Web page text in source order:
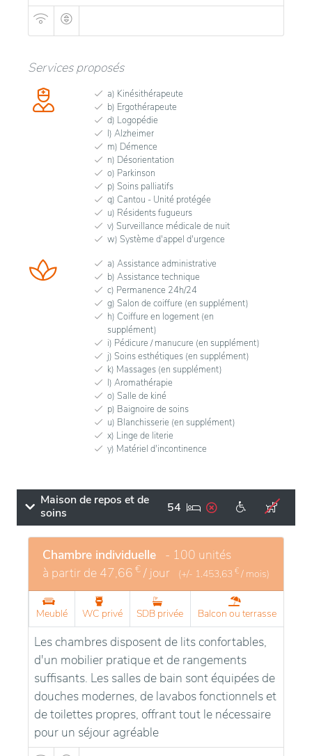
Services proposés
a) Kinésithérapeute
b) Ergothérapeute
d) Logopédie
l) Alzheimer
m) Démence
n) Désorientation
o) Parkinson
p) Soins palliatifs
q) Cantou - Unité protégée
u) Résidents fugueurs
v) Surveillance médicale de nuit
w) Système d'appel d'urgence
a) Assistance administrative
b) Assistance technique
c) Permanence 24h/24
g) Salon de coiffure (en supplément)
h) Coiffure en logement (en
supplément)
i) Pédicure / manucure (en supplément)
j) Soins esthétiques (en supplément)
k) Massages (en supplément)
l) Aromathérapie
o) Salle de kiné
p) Baignoire de soins
u) Blanchisserie (en supplément)
x) Linge de literie
y) Matériel d'incontinence
Maison de repos et de
soins
54
Chambre individuelle - 100 unités
à partir de 47,66 € / jour (+/- 1.453,63 € / mois)
Meublé WC privé SDB privée Balcon ou terrasse
Les chambres disposent de lits confortables,
d'un mobilier pratique et de rangements
suffisants. Les salles de bain sont équipées de
douches modernes, de lavabos fonctionnels et
de toilettes propres, offrant tout le nécessaire
pour un séjour agréable